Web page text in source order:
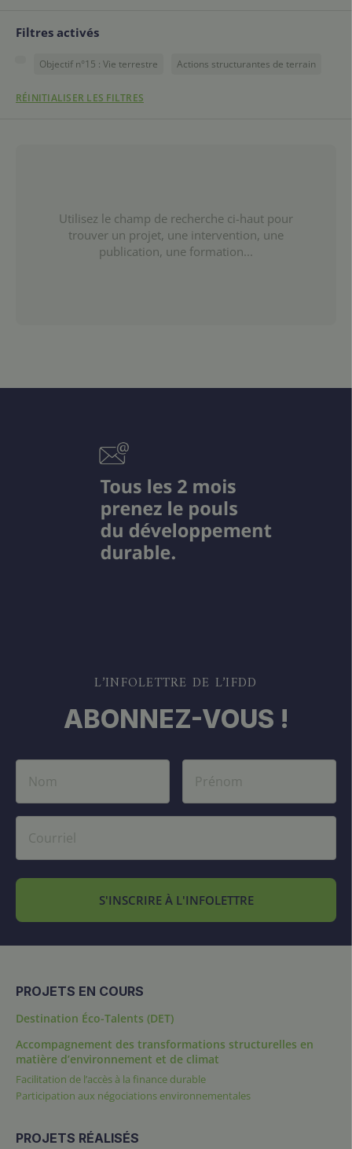
Filtres activés
Objectif n°15 : Vie terrestre Actions structurantes de terrain
RÉINITIALISER LES FILTRES
Utilisez le champ de recherche ci-haut pour
trouver un projet, une intervention, une
publication, une formation...
L’INFOLETTRE DE L’IFDD
ABONNEZ-VOUS !
S'INSCRIRE À L'INFOLETTRE
PROJETS EN COURS
Destination Éco-Talents (DET)
Accompagnement des transformations structurelles en
matière d’environnement et de climat
Facilitation de l’accès à la finance durable
Participation aux négociations environnementales
PROJETS RÉALISÉS